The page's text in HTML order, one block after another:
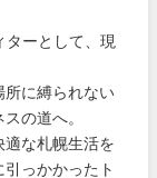
ターとして、現
所に縛られない
の道へ。
適な札幌生活を
っかかったト